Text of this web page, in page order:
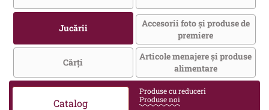
Jucării
Accesorii foto şi produse de
premiere
Cărţi
Articole menajere și produse
alimentare
Catalog
Produse cu reduceri
Produse noi